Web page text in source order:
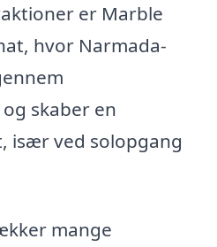
er Marble
hvor Narmada-
skaber en
især ved solopgang
mange